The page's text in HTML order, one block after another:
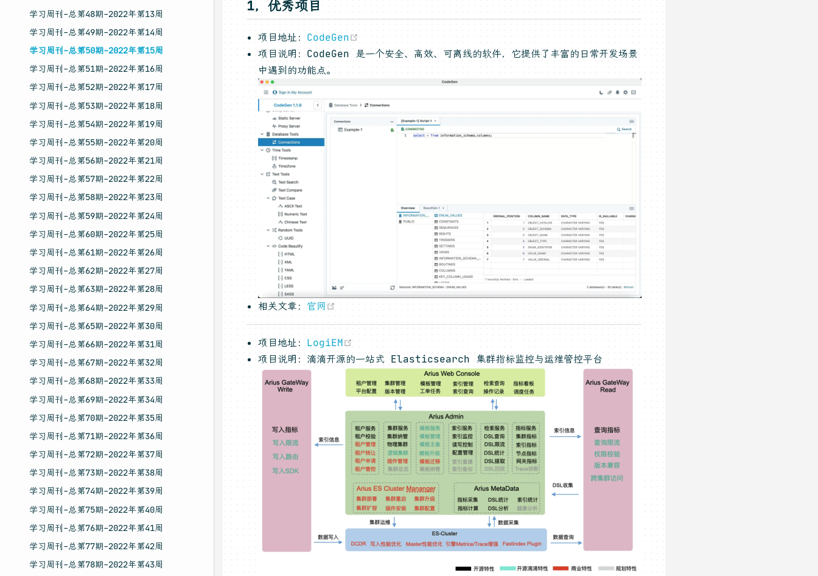
学习周刊-总第48期-2022年第13周
学习周刊-总第49期-2022年第14周
学习周刊-总第50期-2022年第15周
学习周刊-总第51期-2022年第16周
学习周刊-总第52期-2022年第17周
学习周刊-总第53期-2022年第18周
学习周刊-总第54期-2022年第19周
学习周刊-总第55期-2022年第20周
学习周刊-总第56期-2022年第21周
学习周刊-总第57期-2022年第22周
学习周刊-总第58期-2022年第23周
学习周刊-总第59期-2022年第24周
学习周刊-总第60期-2022年第25周
学习周刊-总第61期-2022年第26周
学习周刊-总第62期-2022年第27周
学习周刊-总第63期-2022年第28周
学习周刊-总第64期-2022年第29周
学习周刊-总第65期-2022年第30周
学习周刊-总第66期-2022年第31周
学习周刊-总第67期-2022年第32周
学习周刊-总第68期-2022年第33周
学习周刊-总第69期-2022年第34周
学习周刊-总第70期-2022年第35周
学习周刊-总第71期-2022年第36周
学习周刊-总第72期-2022年第37周
学习周刊-总第73期-2022年第38周
学习周刊-总第74期-2022年第39周
学习周刊-总第75期-2022年第40周
学习周刊-总第76期-2022年第41周
学习周刊-总第77期-2022年第42周
学习周刊-总第78期-2022年第43周
1，优秀项目
项目地址： CodeGen
项目说明：CodeGen 是一个安全、高效、可离线的软件，它提供了丰富的日常开发场景
中遇到的功能点。
相关文章： 官网
项目地址： LogiEM
项目说明：滴滴开源的一站式 Elasticsearch 集群指标监控与运维管控平台